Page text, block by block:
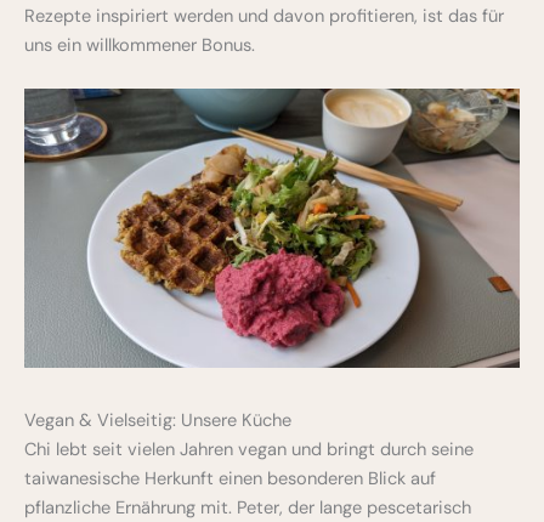
Rezepte inspiriert werden und davon profitieren, ist das für
uns ein willkommener Bonus.
Vegan & Vielseitig: Unsere Küche
Chi lebt seit vielen Jahren vegan und bringt durch seine
taiwanesische Herkunft einen besonderen Blick auf
pflanzliche Ernährung mit. Peter, der lange pescetarisch